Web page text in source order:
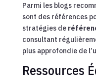
Parmi les blogs
sont des références
stratégies de
consultant
plus approfondie de
Ressources